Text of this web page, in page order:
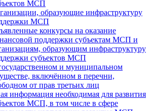
МСП
образующие инфраструктуру
МСП
конкурсы на оказание
поддержки субъектам МСП и
образующим инфраструктуру
субъектов МСП
и муниципальном
включённом в перечни,
от прав третьих лиц
информация необходимая для развития
МСП, в том числе в сфере